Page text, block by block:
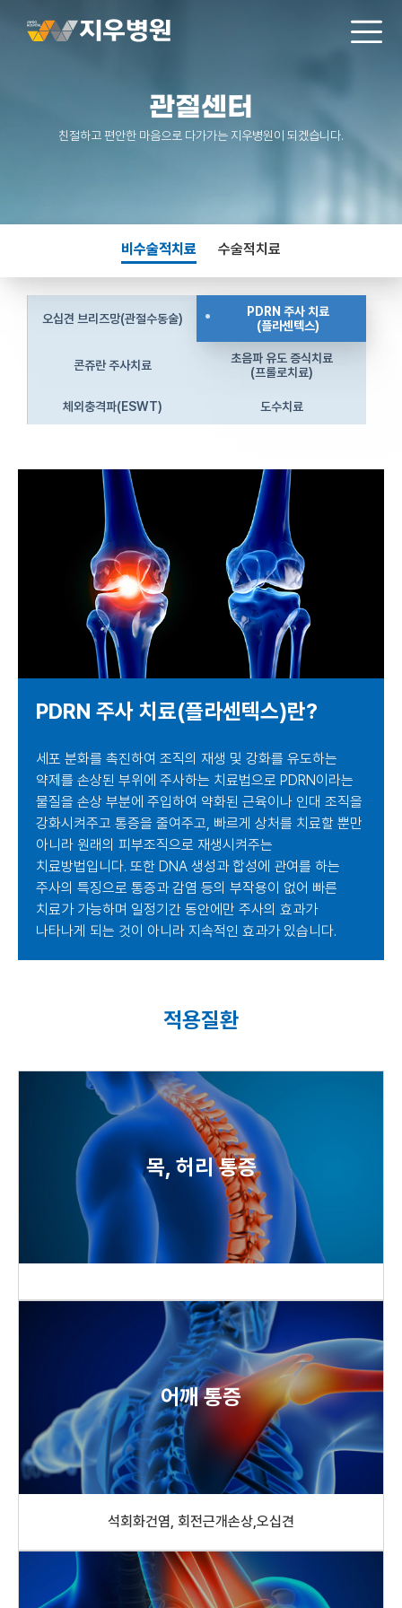
관절센터
친절하고 편안한 마음으로 다가가는 지우병원이 되겠습니다.
비수술적치료 수술적치료
오십견 브리즈망(관절수동술)
PDRN 주사 치료
(플라센텍스)
콘쥬란 주사치료
초음파 유도 증식치료
(프롤로치료)
체외충격파(ESWT) 도수치료
PDRN 주사 치료(플라센텍스)란?
세포 분화를 촉진하여 조직의 재생 및 강화를 유도하는
약제를 손상된 부위에 주사하는 치료법으로 PDRN이라는
물질을 손상 부분에 주입하여 약화된 근육이나 인대 조직을
강화시켜주고 통증을 줄여주고, 빠르게 상처를 치료할 뿐만
아니라 원래의 피부조직으로 재생시켜주는
치료방법입니다. 또한 DNA 생성과 합성에 관여를 하는
주사의 특징으로 통증과 감염 등의 부작용이 없어 빠른
치료가 가능하며 일정기간 동안에만 주사의 효과가
나타나게 되는 것이 아니라 지속적인 효과가 있습니다.
적용질환
목, 허리 통증
어깨 통증
석회화건염, 회전근개손상,오십견